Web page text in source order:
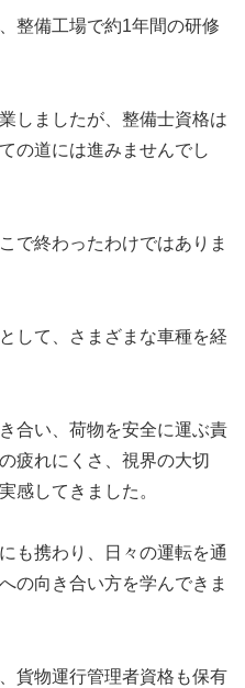
整備工場で約1年間の研修
しましたが、整備士資格は
の道には進みませんでし
で終わったわけではありま
して、さまざまな車種を経
合い、荷物を安全に運ぶ責
疲れにくさ、視界の大切
感してきました。
も携わり、日々の運転を通
の向き合い方を学んできま
貨物運行管理者資格も保有